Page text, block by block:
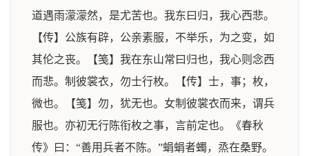
道遇雨濛濛然，是尤苦也。我东曰归，我心西悲。
【传】公族有辟，公亲素服，不举乐，为之变，如
其伦之丧。【笺】我在东山常曰归也，我心则念西
而悲。制彼裳衣，勿士行枚。【传】士，事；枚，
微也。【笺】勿，犹无也。女制彼裳衣而来，谓兵
服也。亦初无行陈衔枚之事，言前定也。《春秋
传》曰：“善用兵者不陈。”蜎蜎者蠋，烝在桑野。